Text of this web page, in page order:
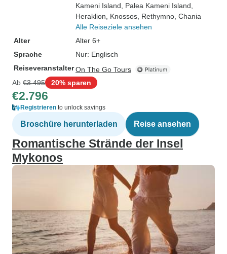
Kameni Island , Palea Kameni Island
Heraklion , Knossos , Rethymno , Chania
Alle Reiseziele ansehen
Alter
Alter 6+
Sprache
Nur: Englisch
ReiseveranstalterOn The Go Tours
Ab €3.495 20% sparen
€2.796
Registrieren to unlock savings
Broschüre herunterladen Reise ansehen
Romantische Strände der Insel
Mykonos